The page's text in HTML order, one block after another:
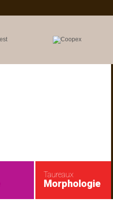
Taureaux
Morphologie